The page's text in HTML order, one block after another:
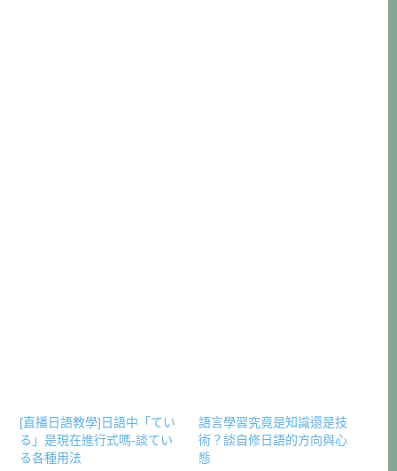
[直播日語教學]日語中「てい
る」是現在進行式嗎-談てい
る各種用法
語言學習究竟是知識還是技
術？談自修日語的方向與心
態